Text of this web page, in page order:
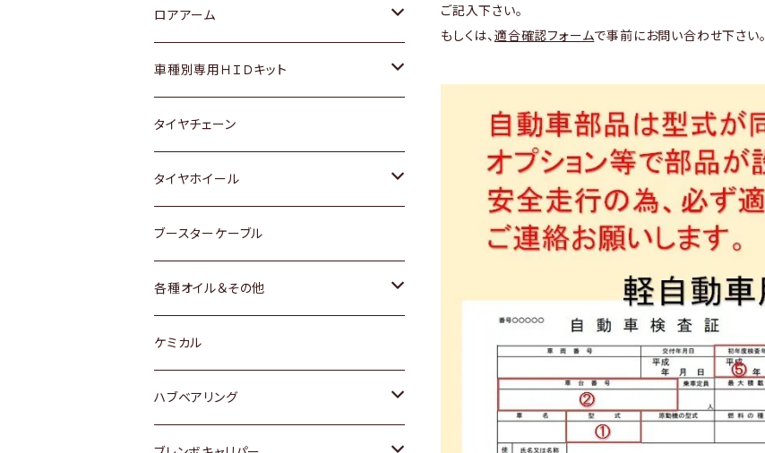
ご記入下さい。
もしくは、 適合確認フォームで事前にお問い合わせ下さい。
ダイハツ
マツダ
三菱
スバル
レクサス
日産
ダイハツ
マツダ
三菱
スバル
スズキ
日産
いすゞ
ダイハツ
マツダ
三菱
スバル
ホンダ
スズキ
日産
ダイハツ
スバル
トヨタ
ホンダ
スズキ
日産
ダイハツ
マツダ
ロアアーム
ホンダ
スズキ
日産
ダイハツ
マツダ
スバル
車種別専用ＨＩＤキット
トヨタ
マツダ
タイヤチェーン
タイヤホイール
トヨタ
ホンダ
スズキ
日産
ブースターケーブル
各種オイル＆その他
ディーデル洗浄添加剤
ケミカル
ハブベアリング